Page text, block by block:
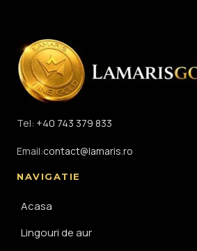
Tel: +40 743 379 833
Email:contact@lamaris.ro
NAVIGATIE
Acasa
Lingouri de aur